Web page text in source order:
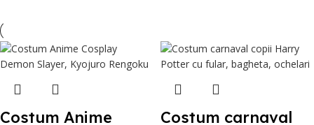
Costum Anime
Costum carnaval